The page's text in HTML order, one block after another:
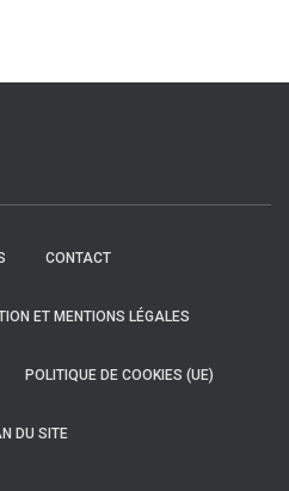
CONTACT
ET MENTIONS LÉGALES
POLITIQUE DE COOKIES (UE)
DU SITE